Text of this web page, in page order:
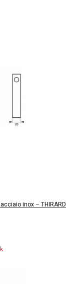
inox – THIRARD